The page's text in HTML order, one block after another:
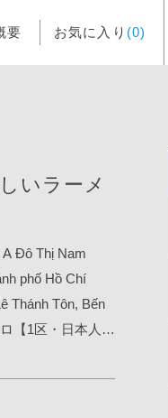
要 お気に入り (0)
いラーメ
Đô Thị Nam
phố Hồ Chí
Thánh Tôn, Bến
【1区・日本人